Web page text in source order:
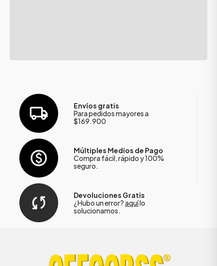
Envíos gratis
Para pedidos mayores a
$169.900
Múltiples Medios de Pago
Compra fácil, rápido y 100%
seguro.
Devoluciones Gratis
¿Hubo un error?aquílo
solucionamos.